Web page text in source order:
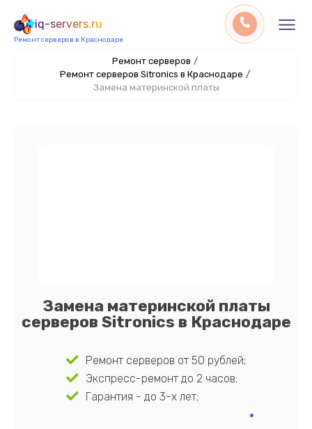
iq-servers.ru
Ремонт серверов в Краснодаре
Ремонт серверов /
Ремонт серверов Sitronics в Краснодаре /
Замена материнской платы
Замена материнской платы
серверов Sitronics в Краснодаре
Ремонт серверов от 50 рублей;
Экспресс-ремонт до 2 часов;
Гарантия - до 3-х лет;